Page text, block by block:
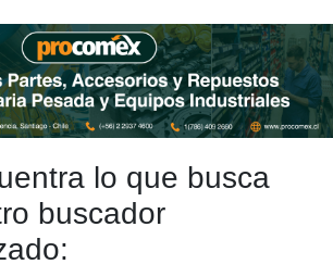
lo que busca
buscador